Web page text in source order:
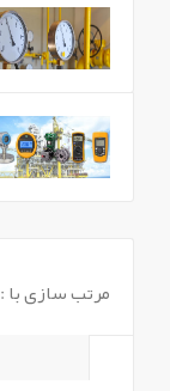
مرتب سازی با :